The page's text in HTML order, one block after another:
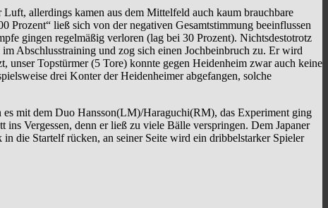
allerdings kamen aus dem Mittelfeld auch kaum brauchbare
ließ sich von der negativen Gesamtstimmung beeinflussen
gingen regelmäßig verloren (lag bei 30 Prozent). Nichtsdestotrotz
Abschlusstraining und zog sich einen Jochbeinbruch zu. Er wird
unser Topstürmer (5 Tore) konnte gegen Heidenheim zwar auch keine
drei Konter der Heidenheimer abgefangen, solche
mit dem Duo Hansson(LM)/Haraguchi(RM), das Experiment ging
Vergessen, denn er ließ zu viele Bälle verspringen. Dem Japaner
die Startelf rücken, an seiner Seite wird ein dribbelstarker Spieler